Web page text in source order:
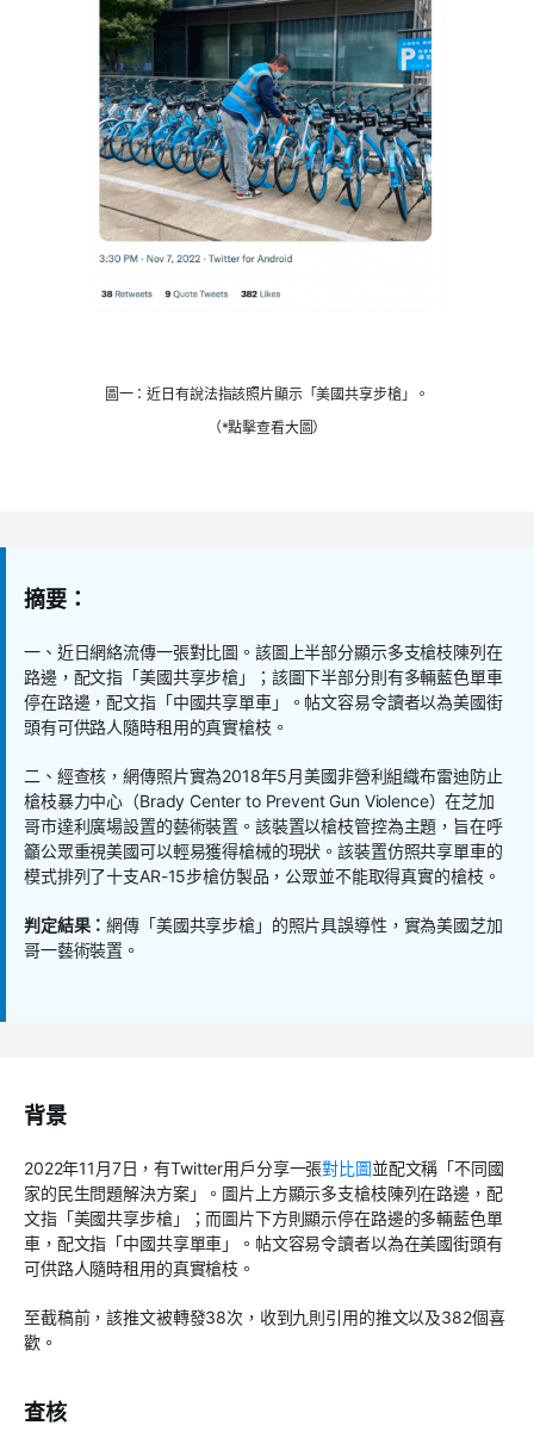
圖一：近日有說法指該照片顯示「美國共享步槍」。
（*點擊查看大圖）
摘要：
一、近日網絡流傳一張對比圖。該圖上半部分顯示多支槍枝陳列在
路邊，配文指「美國共享步槍」；該圖下半部分則有多輛藍色單車
停在路邊，配文指「中國共享單車」。帖文容易令讀者以為美國街
頭有可供路人隨時租用的真實槍枝。
二、經查核，網傳照片實為2018年5月美國非營利組織布雷迪防止
槍枝暴力中心（Brady Center to Prevent Gun Violence）在芝加
哥市達利廣場設置的藝術裝置。該裝置以槍枝管控為主題，旨在呼
籲公眾重視美國可以輕易獲得槍械的現狀。該裝置仿照共享單車的
模式排列了十支AR-15步槍仿製品，公眾並不能取得真實的槍枝。
判定結果：網傳「美國共享步槍」的照片具誤導性，實為美國芝加
哥一藝術裝置。
背景
2022年11月7日，有Twitter用戶分享一張對比圖並配文稱「不同國
家的民生問題解決方案」。圖片上方顯示多支槍枝陳列在路邊，配
文指「美國共享步槍」；而圖片下方則顯示停在路邊的多輛藍色單
車，配文指「中國共享單車」。帖文容易令讀者以為在美國街頭有
可供路人隨時租用的真實槍枝。
至截稿前，該推文被轉發38次，收到九則引用的推文以及382個喜
歡。
查核